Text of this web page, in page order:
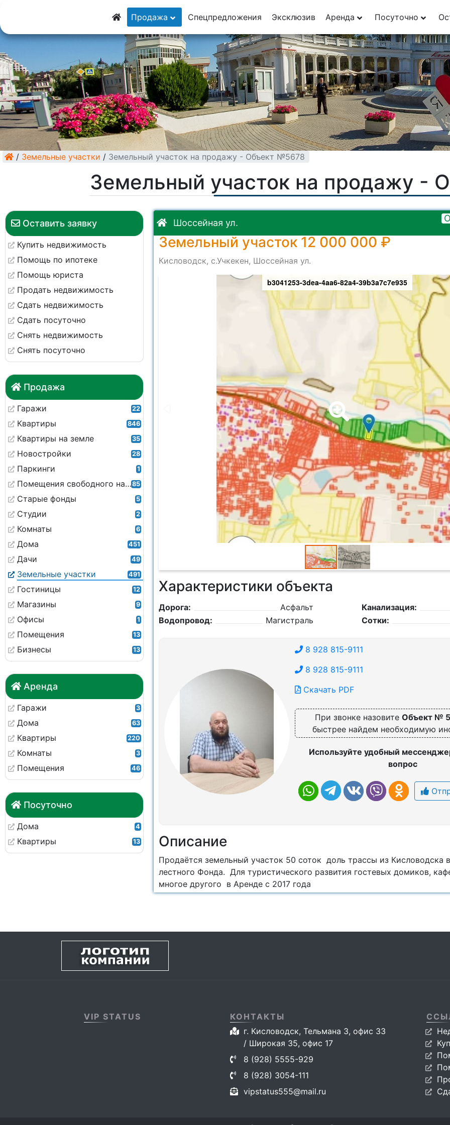
8 (928) 5555-929
8 (928) 3054-111
Продажа Спецпредложения Эксклюзив Аренда Посуточно
/ Земельные участки / Земельный участок на продажу - Объект №5678
Земельный участок на продажу -
Оставить заявку
Купить недвижимость
Помощь по ипотеке
Помощь юриста
Продать недвижимость
Сдать недвижимость
Сдать посуточно
Снять недвижимость
Снять посуточно
Продажа
Гаражи 22
Квартиры 846
Квартиры на земле 35
Новостройки 28
Паркинги 1
Помещения свободного назначения85
Старые фонды 5
Студии 2
Комнаты 6
Дома 451
Дачи 49
Земельные участки 491
Гостиницы 12
Магазины 9
Офисы 1
Помещения 13
Бизнесы 13
Аренда
Гаражи 3
Дома 63
Квартиры 220
Комнаты 3
Помещения 46
Посуточно
Дома 4
Квартиры 13
Шоссейная ул.
Земельный участок 12 000 000 ₽
Кисловодск, с.Учкекен, Шоссейная ул.
b3041253-3dea-4aa6-82a4-39b3a7c7e935
Характеристики объекта
Дорога:
Асфальт
Водопровод:
Магистраль
Канализация:
Сотки:
8 928 815-9111
8 928 815-9111
Скачать PDF
При звонке назовите Объект №
быстрее найдем необходимую
Используйте удобный
вопрос
Описание
Продаётся земельный участок 50 соток доль трассы из Кисловодска
лестного Фонда. Для туристического развития гостевых домиков,
многое другого в Аренде с 2017 года
VIP STATUS
КОНТАКТЫ
г. Кисловодск, Тельмана 3, офис 33
/ Широкая 35, офис 17
8 (928) 5555-929
8 (928) 3054-111
vipstatus555@mail.ru